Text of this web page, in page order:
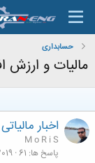
حسابداری
مالیات و ارزش
اخبار مالیاتی
M o R i S
پاسخ ها 61